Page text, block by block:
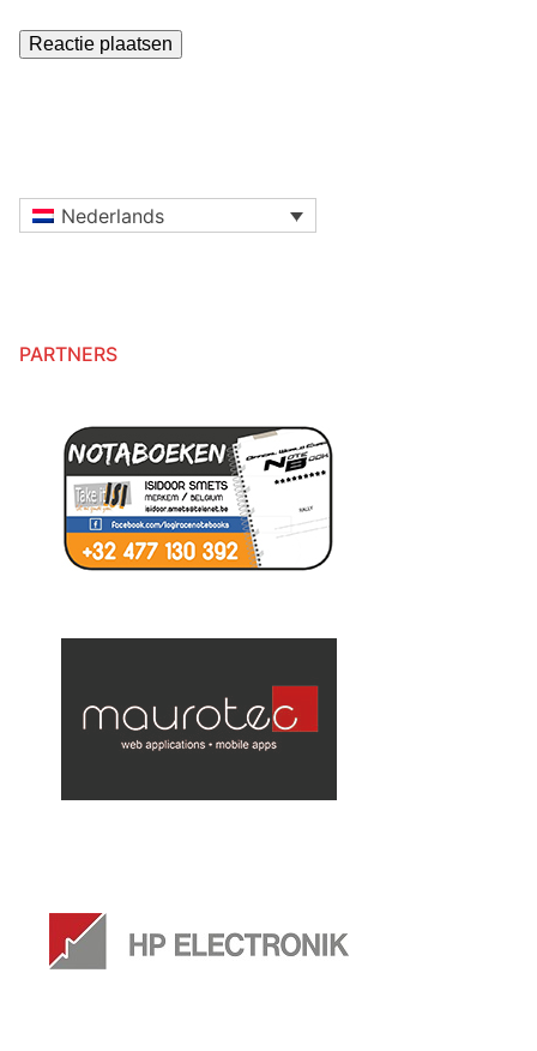
Nederlands
PARTNERS